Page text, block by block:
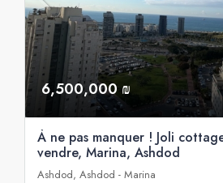
6,500,000 ₪
À ne pas manquer ! Joli
vendre, Marina, Ashdod
Ashdod, Ashdod - Marina